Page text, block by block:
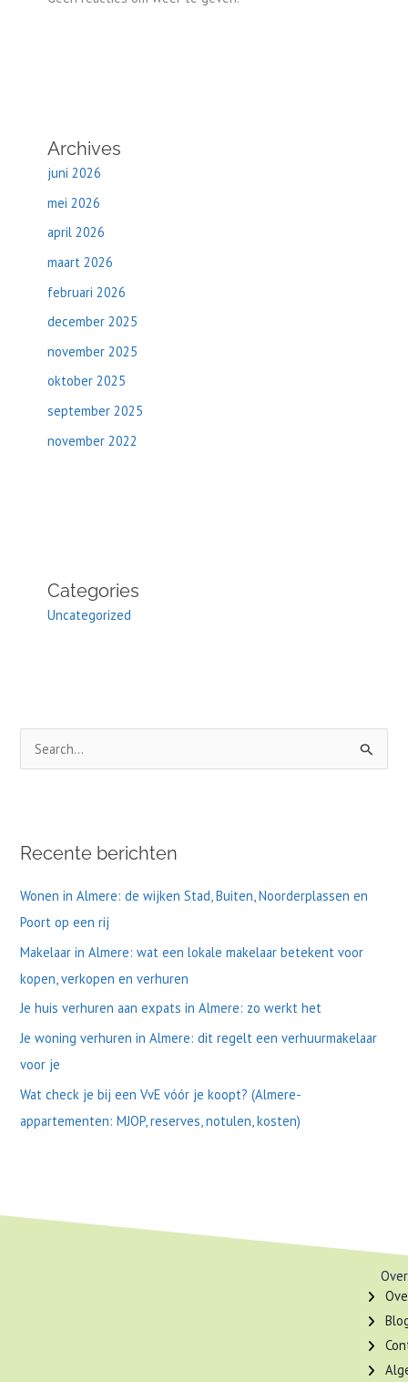
Archives
juni 2026
mei 2026
april 2026
maart 2026
februari 2026
december 2025
november 2025
oktober 2025
september 2025
november 2022
Categories
Uncategorized
n
Recente berichten
Wonen in Almere: de wijken Stad, Buiten, Noorderplassen en
Poort op een rij
Makelaar in Almere: wat een lokale makelaar betekent voor
kopen, verkopen en verhuren
Je huis verhuren aan expats in Almere: zo werkt het
Je woning verhuren in Almere: dit regelt een verhuurmakelaar
voor je
Wat check je bij een VvE vóór je koopt? (Almere-
appartementen: MJOP, reserves, notulen, kosten)